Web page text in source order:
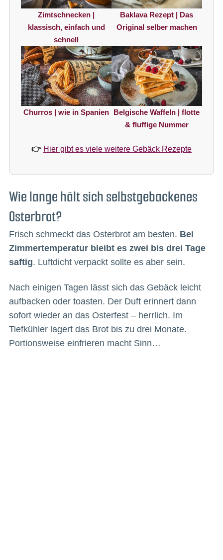
Zimtschnecken |
klassisch, einfach und
schnell
Baklava Rezept | Das
Original selber machen
Churros | wie in Spanien Belgische Waffeln | flotte
& fluffige Nummer
👉 Hier gibt es viele weitere Gebäck Rezepte
Wie lange hält sich selbstgebackenes
Osterbrot?
Frisch schmeckt das Osterbrot am besten. Bei
Zimmertemperatur bleibt es zwei bis drei Tage
saftig. Luftdicht verpackt sollte es aber sein.
Nach einigen Tagen lässt sich das Gebäck leicht
aufbacken oder toasten. Der Duft erinnert dann
sofort wieder an das Osterfest – herrlich. Im
Tiefkühler lagert das Brot bis zu drei Monate.
Portionsweise einfrieren macht Sinn…